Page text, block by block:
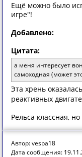
Ещё можно было
игре"!
Добавлено:
Цитата:
а меня интересует
самоходная (может
Эта хрень
реактивных
Рельса классная,
Автор: vespa18
Дата сообщения: